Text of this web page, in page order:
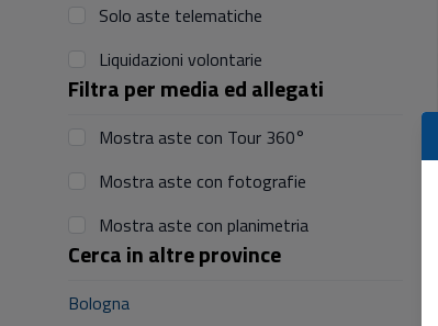
Solo aste telematiche
Liquidazioni volontarie
Filtra per media ed allegati
Mostra aste con Tour 360°
Mostra aste con fotografie
Mostra aste con planimetria
Cerca in altre province
Bologna